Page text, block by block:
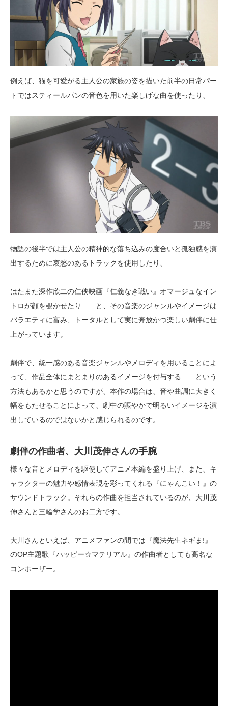
例えば、猫を可愛がる主人公の家族の姿を描いた前半の日常パー
トではスティールパンの音色を用いた楽しげな曲を使ったり、
物語の後半では主人公の精神的な落ち込みの度合いと孤独感を演
出するために哀愁のあるトラックを使用したり、
はたまた深作欣二の仁侠映画『仁義なき戦い』オマージュなイン
トロが顔を覗かせたり……と、その音楽のジャンルやイメージは
バラエティに富み、トータルとして実に奔放かつ楽しい劇伴に仕
上がっています。
劇伴で、統一感のある音楽ジャンルやメロディを用いることによ
って、作品全体にまとまりのあるイメージを付与する……という
方法もあるかと思うのですが、本作の場合は、音や曲調に大きく
幅をもたせることによって、劇中の賑やかで明るいイメージを演
出しているのではないかと感じられるのです。
劇伴の作曲者、大川茂伸さんの手腕
様々な音とメロディを駆使してアニメ本編を盛り上げ、また、キ
ャラクターの魅力や感情表現を彩ってくれる『にゃんこい！』の
サウンドトラック。それらの作曲を担当されているのが、大川茂
伸さんと三輪学さんのお二方です。
大川さんといえば、アニメファンの間では『魔法先生ネギま!』
のOP主題歌『ハッピー☆マテリアル』の作曲者としても高名な
コンポーザー。